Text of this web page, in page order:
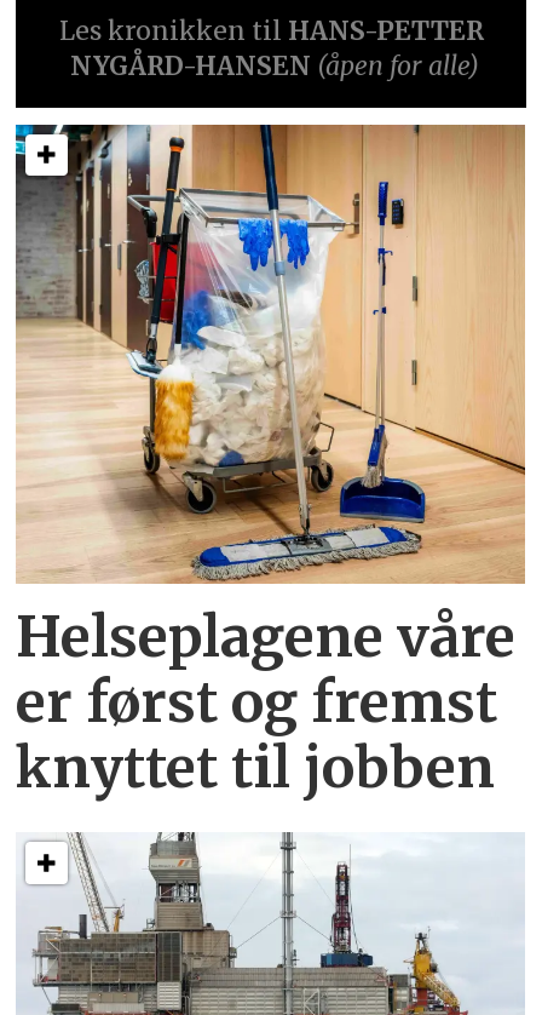
Les kronikken til HANS-PETTER
NYGÅRD-HANSEN (åpen for alle)
Helseplagene våre
er først og fremst
knyttet til jobben